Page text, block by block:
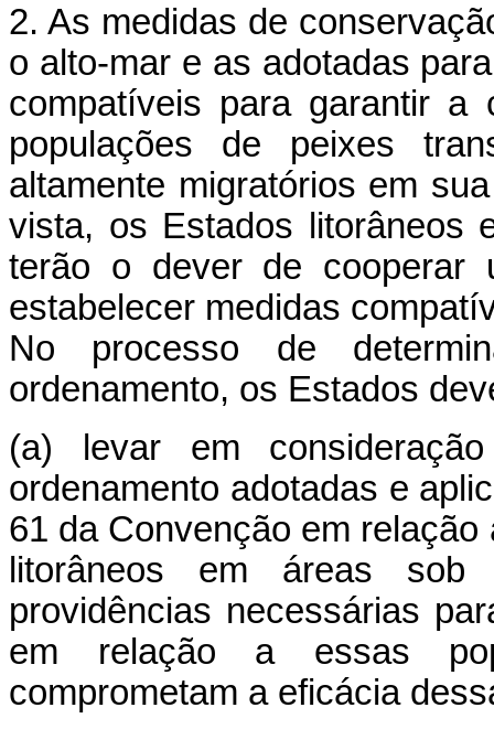
2. As medidas de
o alto-mar e as adotadas
compatíveis para garantir a
populações de peixes
altamente migratórios em
vista, os Estados litorâneos
terão o dever de cooperar
estabelecer medidas
No processo de
ordenamento, os Estados
(a) levar em
ordenamento adotadas e
61 da Convenção em
litorâneos em áreas
providências necessárias
em relação a essas
comprometam a eficácia